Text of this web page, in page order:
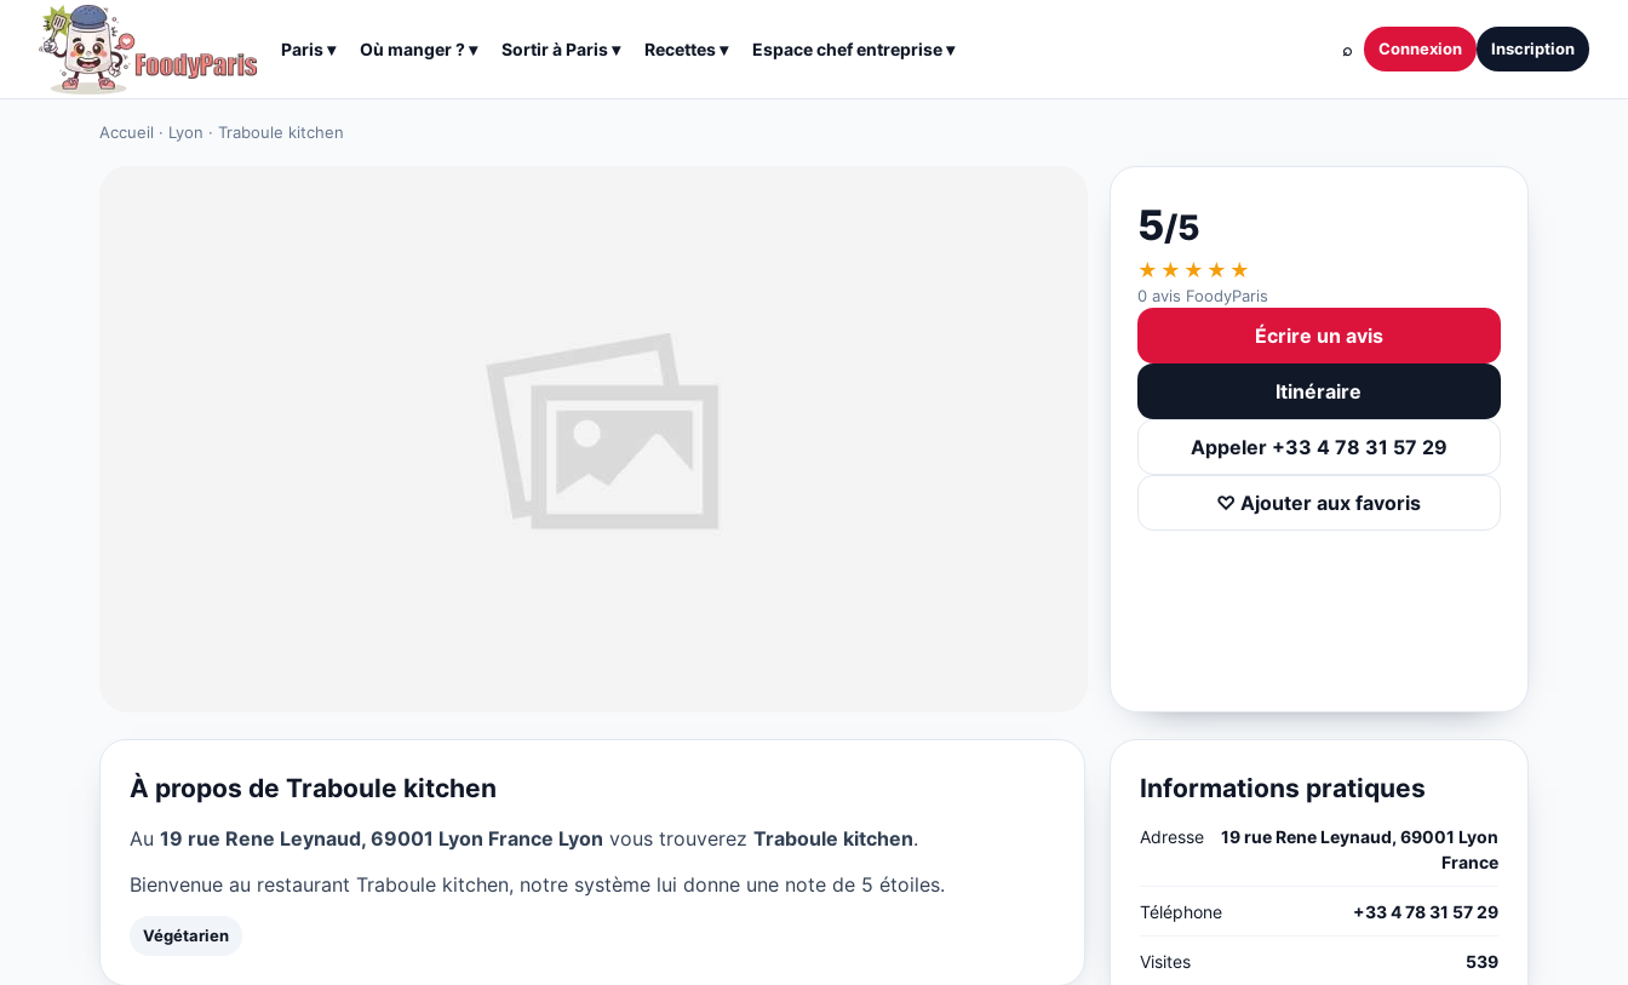
Paris▾ Où manger ?▾ Sortir àParis▾ Recettes▾ Espace chef entreprise▾ ⌕ Connexion Inscription
Accueil · Lyon · Traboule kitchen
Traboule kitchen à Lyon
★ 5/5
5/5
★★★★★
0 avis FoodyParis
Écrire un avis
Itinéraire
Appeler +33 4 78 31 57 29
♡ Ajouter aux favoris
À propos de Traboule kitchen
Au 19 rue Rene Leynaud, 69001 Lyon France Lyon vous trouverez Traboule kitchen.
Bienvenue au restaurant Traboule kitchen, notre système lui donne une note de 5 étoiles.
Végétarien
Informations pratiques
Adresse
19 rue Rene Leynaud, 69001 Lyon
France
Téléphone +33 4 78 31 57 29
Visites 539